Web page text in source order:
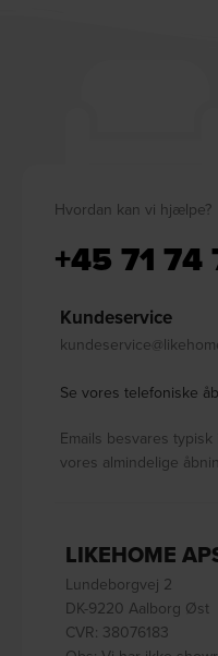
Hvordan kan vi hjælpe?
+45 71 74
Kundeservice
Se vores telefoniske
Emails besvares
vores almindelige
LIKEHOME
Lundeborgvej 2
DK-9220 Aalborg Øst
CVR: 38076183